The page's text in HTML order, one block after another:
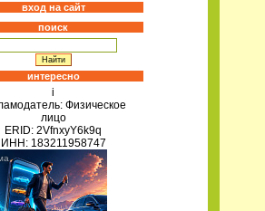
вход на сайт
поиск
интересно
i
Физическое
лицо
ERID: 2VfnxyY6k9q
ИНН: 183211958747